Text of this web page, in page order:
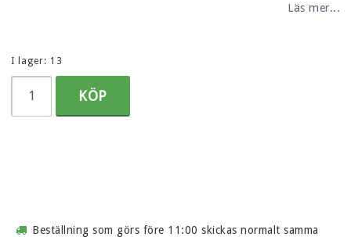
Läs mer...
I lager: 13
KÖP
Beställning som görs före 11:00 skickas normalt samma